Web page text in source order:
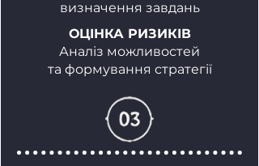
визначення завдань
ОЦІНКА РИЗИКІВ
Аналіз можливостей
та формування стратегії